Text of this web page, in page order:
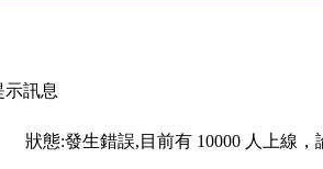
示訊息
狀態:發生錯誤,目前有 10000 人上線